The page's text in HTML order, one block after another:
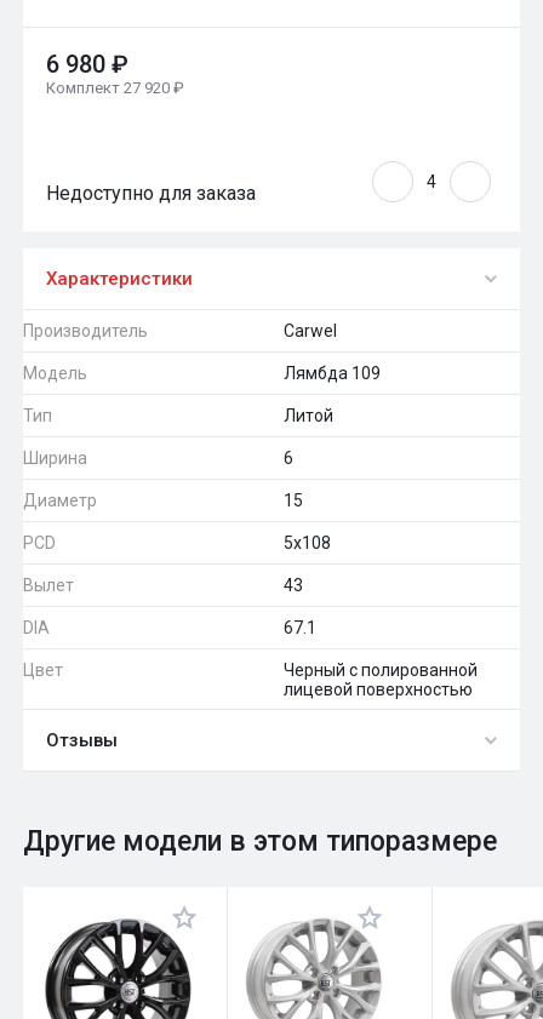
6 980 ₽
Комплект 27 920 ₽
Недоступно для заказа
Характеристики
Производитель Carwel
Модель Лямбда 109
Тип Литой
Ширина 6
Диаметр 15
PCD 5x108
Вылет 43
DIA 67.1
Цвет
Черный с полированной
лицевой поверхностью
Отзывы
Оставить отзыв
Общий рейтинг 0
Другие модели в этом типоразмере